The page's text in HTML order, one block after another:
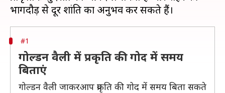
#1
गोल्डन वैली में प्रकृति की गोद में समय
बिताएं
गोल्डन वैली जाकरआप प्रकृति की गोद में समय बिता सकते